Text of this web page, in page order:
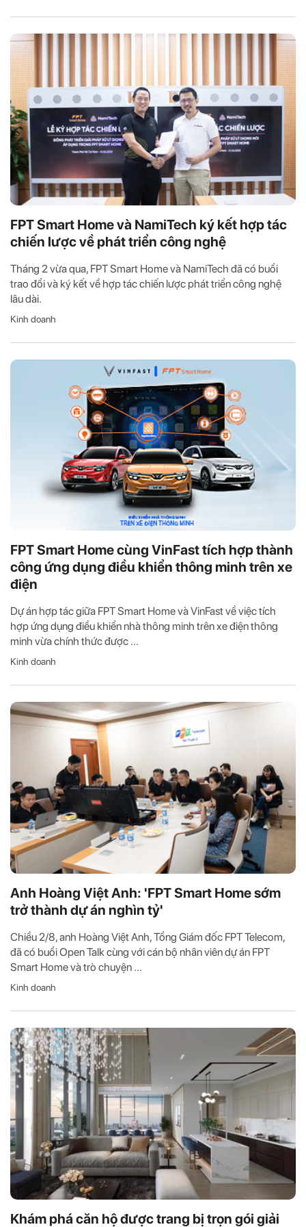
FPT Smart Home và NamiTech ký kết hợp tác
chiến lược về phát triển công nghệ
Tháng 2 vừa qua, FPT Smart Home và NamiTech đã có buổi
trao đổi và ký kết về hợp tác chiến lược phát triển công nghệ
lâu dài.
Kinh doanh
FPT Smart Home cùng VinFast tích hợp thành
công ứng dụng điều khiển thông minh trên xe
điện
Dự án hợp tác giữa FPT Smart Home và VinFast về việc tích
hợp ứng dụng điều khiển nhà thông minh trên xe điện thông
minh vừa chính thức được ...
Kinh doanh
Anh Hoàng Việt Anh: 'FPT Smart Home sớm
trở thành dự án nghìn tỷ'
Chiều 2/8, anh Hoàng Việt Anh, Tổng Giám đốc FPT Telecom,
đã có buổi Open Talk cùng với cán bộ nhân viên dự án FPT
Smart Home và trò chuyện ...
Kinh doanh
Khám phá căn hộ được trang bị trọn gói giải